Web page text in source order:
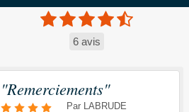
6 avis
"Remerciements"
Par LABRUDE